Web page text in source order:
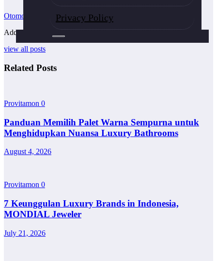
Privacy Policy
Otomotif
Add your Biographical Information.Edit your Profilenow.
view all posts
Related Posts
Provitamon 0
Panduan Memilih Palet Warna Sempurna untuk
Menghidupkan Nuansa Luxury Bathrooms
August 4, 2026
Provitamon 0
7 Keunggulan Luxury Brands in Indonesia,
MONDIAL Jeweler
July 21, 2026